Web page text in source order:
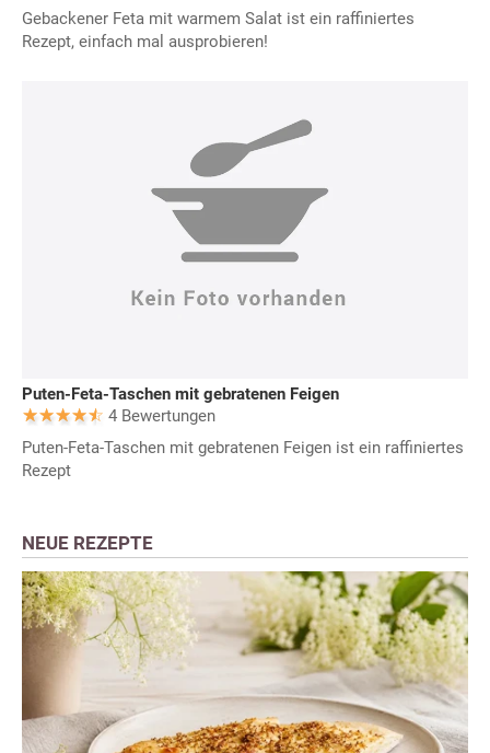
Gebackener Feta mit warmem Salat ist ein raffiniertes
Rezept, einfach mal ausprobieren!
Puten-Feta-Taschen mit gebratenen Feigen
4 Bewertungen
Puten-Feta-Taschen mit gebratenen Feigen ist ein raffiniertes
Rezept
NEUE REZEPTE